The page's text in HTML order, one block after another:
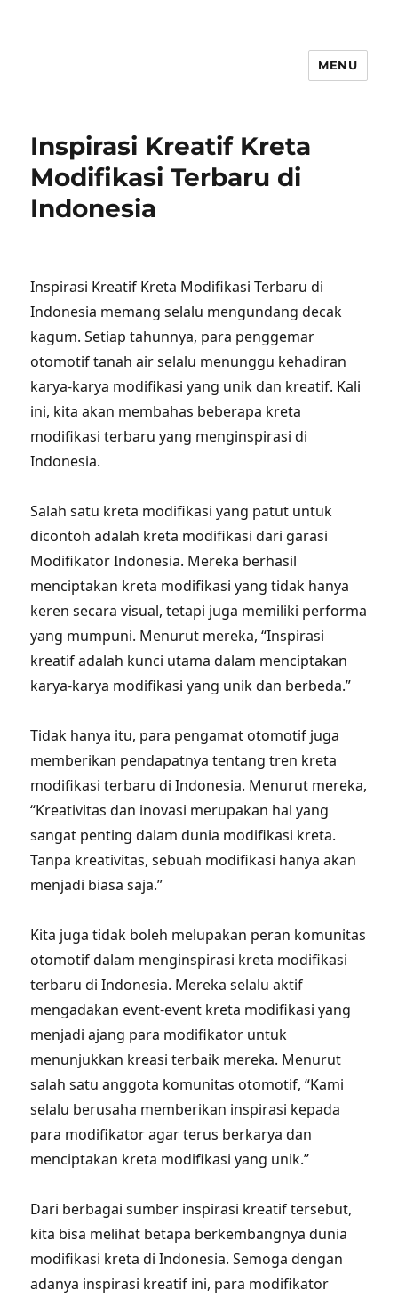
MENU
Inspirasi Kreatif Kreta
Modifikasi Terbaru di
Indonesia
Inspirasi Kreatif Kreta Modifikasi Terbaru di
Indonesia memang selalu mengundang decak
kagum. Setiap tahunnya, para penggemar
otomotif tanah air selalu menunggu kehadiran
karya-karya modifikasi yang unik dan kreatif. Kali
ini, kita akan membahas beberapa kreta
modifikasi terbaru yang menginspirasi di
Indonesia.
Salah satu kreta modifikasi yang patut untuk
dicontoh adalah kreta modifikasi dari garasi
Modifikator Indonesia. Mereka berhasil
menciptakan kreta modifikasi yang tidak hanya
keren secara visual, tetapi juga memiliki performa
yang mumpuni. Menurut mereka, “Inspirasi
kreatif adalah kunci utama dalam menciptakan
karya-karya modifikasi yang unik dan berbeda.”
Tidak hanya itu, para pengamat otomotif juga
memberikan pendapatnya tentang tren kreta
modifikasi terbaru di Indonesia. Menurut mereka,
“Kreativitas dan inovasi merupakan hal yang
sangat penting dalam dunia modifikasi kreta.
Tanpa kreativitas, sebuah modifikasi hanya akan
menjadi biasa saja.”
Kita juga tidak boleh melupakan peran komunitas
otomotif dalam menginspirasi kreta modifikasi
terbaru di Indonesia. Mereka selalu aktif
mengadakan event-event kreta modifikasi yang
menjadi ajang para modifikator untuk
menunjukkan kreasi terbaik mereka. Menurut
salah satu anggota komunitas otomotif, “Kami
selalu berusaha memberikan inspirasi kepada
para modifikator agar terus berkarya dan
menciptakan kreta modifikasi yang unik.”
Dari berbagai sumber inspirasi kreatif tersebut,
kita bisa melihat betapa berkembangnya dunia
modifikasi kreta di Indonesia. Semoga dengan
adanya inspirasi kreatif ini, para modifikator